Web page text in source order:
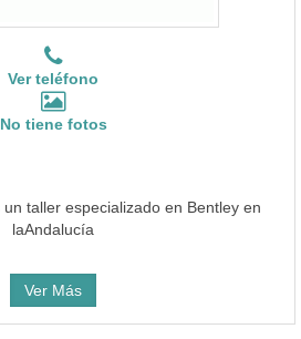
Ver teléfono
No tiene fotos
taller especializado en Bentley en
laAndalucía
Ver Más